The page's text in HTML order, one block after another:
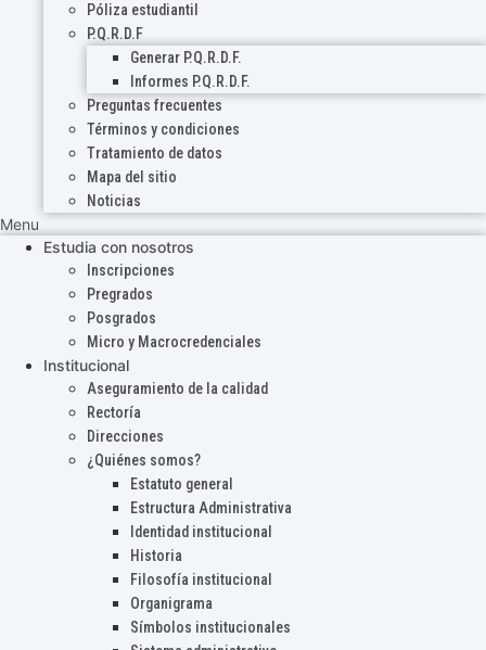
Póliza estudiantil
P.Q.R.D.F
Generar P.Q.R.D.F.
Informes P.Q.R.D.F.
Preguntas frecuentes
Términos y condiciones
Tratamiento de datos
Mapa del sitio
Noticias
Menu
Estudia con nosotros
Inscripciones
Pregrados
Posgrados
Micro y Macrocredenciales
Institucional
Aseguramiento de la calidad
Rectoría
Direcciones
¿Quiénes somos?
Estatuto general
Estructura Administrativa
Identidad institucional
Historia
Filosofía institucional
Organigrama
Símbolos institucionales